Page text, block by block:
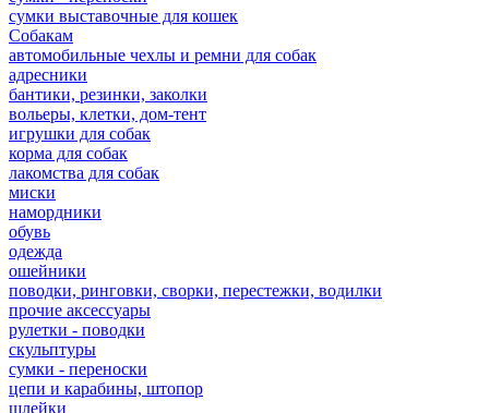
сумки выставочные для кошек
Собакам
автомобильные чехлы и ремни для собак
адресники
бантики, резинки, заколки
вольеры, клетки, дом-тент
игрушки для собак
корма для собак
лакомства для собак
миски
намордники
обувь
одежда
ошейники
поводки, ринговки, сворки, перестежки, водилки
прочие аксессуары
рулетки - поводки
скульптуры
сумки - переноски
цепи и карабины, штопор
шлейки